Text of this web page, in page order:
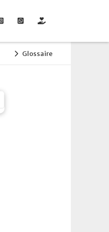
Glossaire